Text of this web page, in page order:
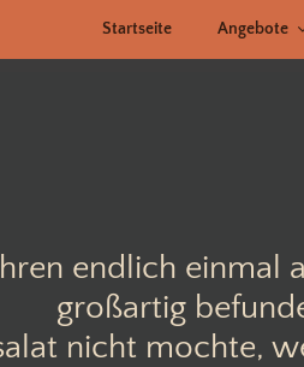
Startseite Angebote
endlich einmal
großartig
nicht mochte,